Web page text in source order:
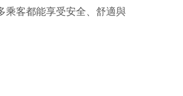
乘客都能享受安全、舒適與